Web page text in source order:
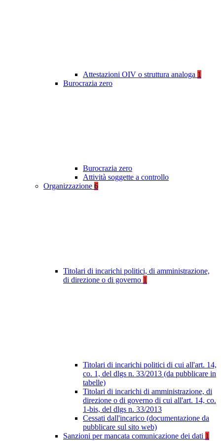
Attestazioni OIV o struttura analoga 1
Burocrazia zero
Burocrazia zero
Attività soggette a controllo
Organizzazione 6
Titolari di incarichi politici, di amministrazione,
di direzione o di governo 1
Titolari di incarichi politici di cui all'art. 14,
co. 1, del dlgs n. 33/2013 (da pubblicare in
tabelle)
Titolari di incarichi di amministrazione, di
direzione o di governo di cui all'art. 14, co.
1-bis, del dlgs n. 33/2013
Cessati dall'incarico (documentazione da
pubblicare sul sito web)
Sanzioni per mancata comunicazione dei dati 1